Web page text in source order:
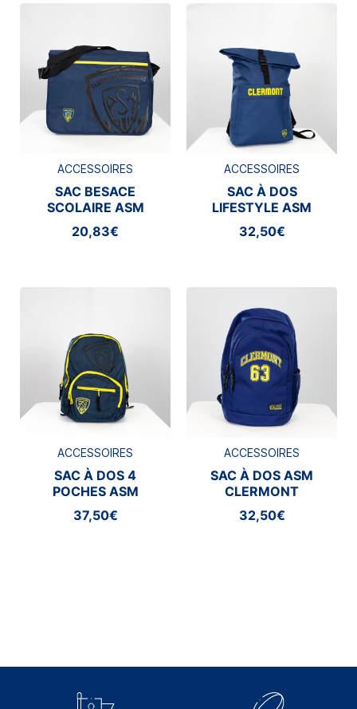
ACCESSOIRES
SAC BESACE
SCOLAIRE ASM
CLERMONT
20,83€
ACCESSOIRES
SAC À DOS
LIFESTYLE ASM
CLERMONT
32,50€
ACCESSOIRES
SAC À DOS 4
POCHES ASM
CLERMONT
37,50€
ACCESSOIRES
SAC À DOS ASM
CLERMONT
32,50€